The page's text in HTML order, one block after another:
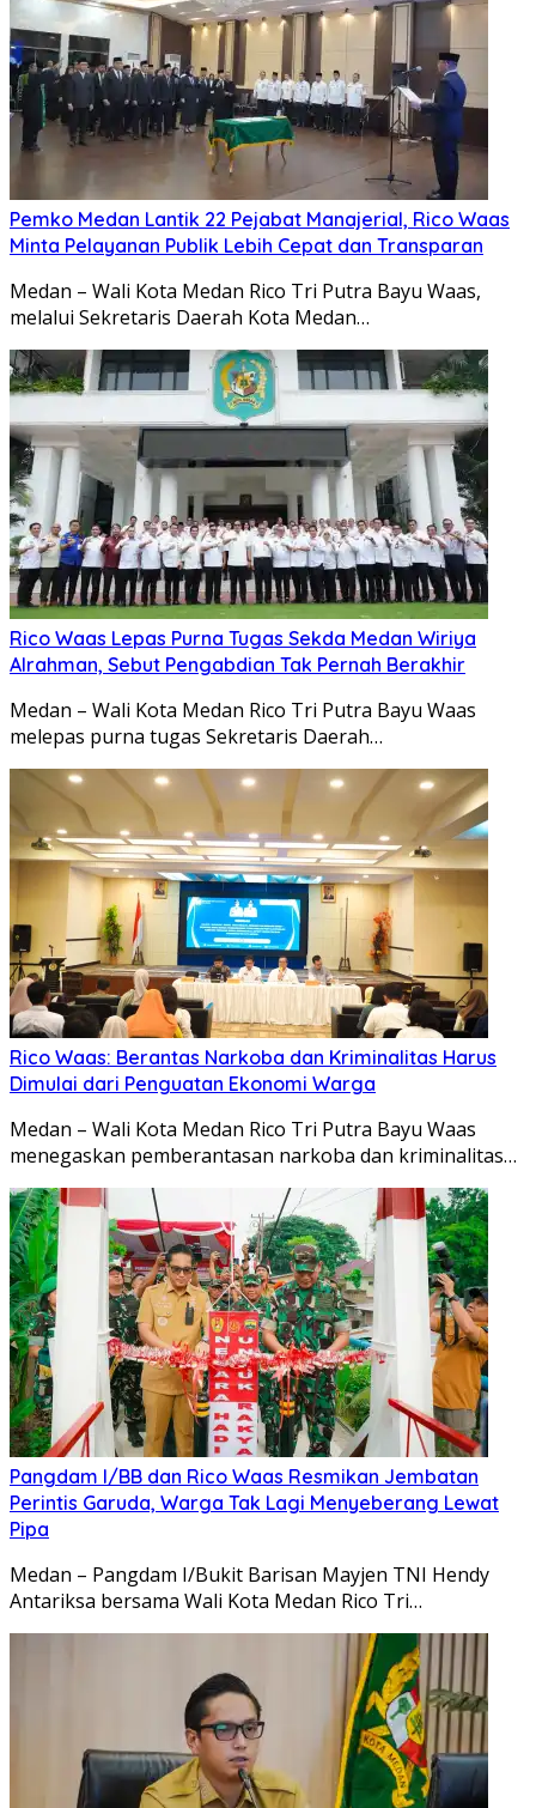
Pemko Medan Lantik 22 Pejabat Manajerial, Rico Waas
Minta Pelayanan Publik Lebih Cepat dan Transparan
Medan – Wali Kota Medan Rico Tri Putra Bayu Waas,
melalui Sekretaris Daerah Kota Medan…
Rico Waas Lepas Purna Tugas Sekda Medan Wiriya
Alrahman, Sebut Pengabdian Tak Pernah Berakhir
Medan – Wali Kota Medan Rico Tri Putra Bayu Waas
melepas purna tugas Sekretaris Daerah…
Rico Waas: Berantas Narkoba dan Kriminalitas Harus
Dimulai dari Penguatan Ekonomi Warga
Medan – Wali Kota Medan Rico Tri Putra Bayu Waas
menegaskan pemberantasan narkoba dan kriminalitas…
Pangdam I/BB dan Rico Waas Resmikan Jembatan
Perintis Garuda, Warga Tak Lagi Menyeberang Lewat
Pipa
Medan – Pangdam I/Bukit Barisan Mayjen TNI Hendy
Antariksa bersama Wali Kota Medan Rico Tri…